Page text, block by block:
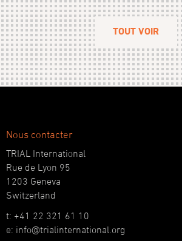
TOUT VOIR
Nous contacter
TRIAL International
Rue de Lyon 95
1203 Geneva
Switzerland
t: +41 22 321 61 10
e: info@trialinternational.org